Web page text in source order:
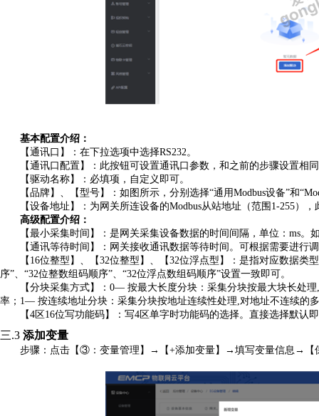
基本配置介绍：
【通讯口】：在下拉选项中选择RS232。
【通讯口配置】：此按钮可设置通讯口参数，和之前的步骤设置相
【驱动名称】：必填项，自定义即可。
【品牌】、【型号】：如图所示，分别选择“通用Modbus设备”和
【设备地址】
：为网关所连设备的Modbus从站地址（范围1-255），
高级配置介绍：
【最小采集时间】：是网关采集设备数据的时间间隔，单位： ms。
【通讯等待时间】：网关接收通讯数据等待时间。可根据需要进行
【 16位整型】、【32位整型】、【32位浮点型】：是指对应数据类
序”、“32位整数组码顺序”、“32位浮点数组码顺序”设置一致即可。
【分块采集方式】： 0— 按最大长度分块：采集分块按最大块长处
率；1— 按连续地址分块：采集分块按地址连续性处理,对地址不连续的
【4区16位写功能码】：写4区单字时功能码的选择。直接选择默认
三.3 添加变量
步骤：点击【③：变量管理】→【+添加变量】→填写变量信息→【